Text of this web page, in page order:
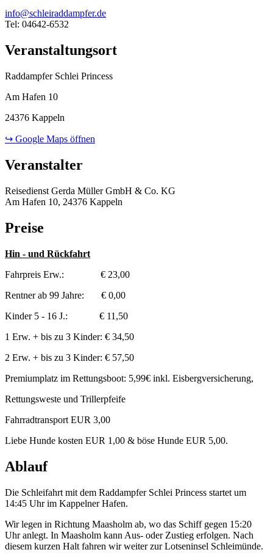
info@schleiraddampfer.de
Tel: 04642-6532
Veranstaltungsort
Raddampfer Schlei Princess
Am Hafen 10
24376 Kappeln
↪ Google Maps öffnen
Veranstalter
Reisedienst Gerda Müller GmbH & Co. KG
Am Hafen 10, 24376 Kappeln
Preise
Hin - und Rückfahrt
Fahrpreis Erw.: € 23,00
Rentner ab 99 Jahre: € 0,00
Kinder 5 - 16 J.: € 11,50
1 Erw. + bis zu 3 Kinder: € 34,50
2 Erw. + bis zu 3 Kinder: € 57,50
Premiumplatz im Rettungsboot: 5,99€ inkl. Eisbergversicherung,
Rettungsweste und Trillerpfeife
Fahrradtransport EUR 3,00
Liebe Hunde kosten EUR 1,00 & böse Hunde EUR 5,00.
Ablauf
Die Schleifahrt mit dem Raddampfer Schlei Princess startet um
14:45 Uhr im Kappelner Hafen.
Wir legen in Richtung Maasholm ab, wo das Schiff gegen 15:20
Uhr anlegt. In Maasholm kann Aus- oder Zustieg erfolgen. Nach
diesem kurzen Halt fahren wir weiter zur Lotseninsel Schleimünde.